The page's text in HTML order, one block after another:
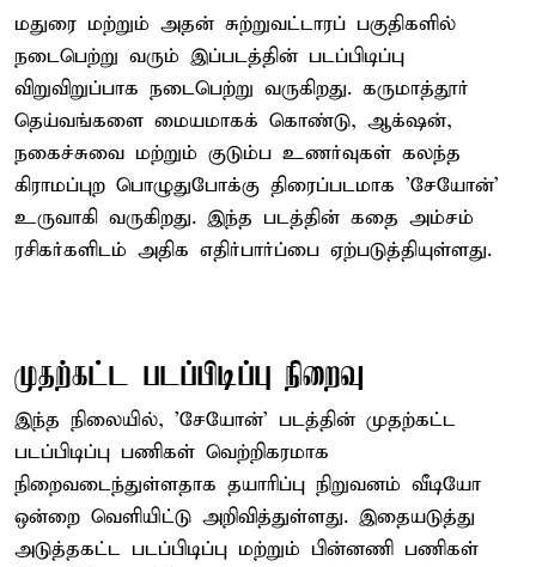
மதுரை மற்றும் அதன் சுற்றுவட்டாரப் பகுதிகளில்
நடைபெற்று வரும் இப்படத்தின் படப்பிடிப்பு
விறுவிறுப்பாக நடைபெற்று வருகிறது. கருமாத்தூர்
தெய்வங்களை மையமாகக் கொண்டு, ஆக்‌ஷன்,
நகைச்சுவை மற்றும் குடும்ப உணர்வுகள் கலந்த
கிராமப்புற பொழுதுபோக்கு திரைப்படமாக 'சேயோன்'
உருவாகி வருகிறது. இந்த படத்தின் கதை அம்சம்
ரசிகர்களிடம் அதிக எதிர்பார்ப்பை ஏற்படுத்தியுள்ளது.
முதற்கட்ட படப்பிடிப்பு நிறைவு
இந்த நிலையில், 'சேயோன்' படத்தின் முதற்கட்ட
படப்பிடிப்பு பணிகள் வெற்றிகரமாக
நிறைவடைந்துள்ளதாக தயாரிப்பு நிறுவனம் வீடியோ
ஒன்றை வெளியிட்டு அறிவித்துள்ளது. இதையடுத்து
அடுத்தகட்ட படப்பிடிப்பு மற்றும் பின்னணி பணிகள்